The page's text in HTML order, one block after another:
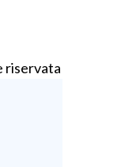
riservata